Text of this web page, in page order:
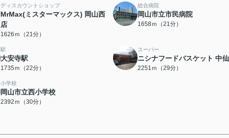
ディスカウントショップ
MrMax(ミスターマックス) 岡山西
店
1626ｍ（21分）
総合病院
岡山市立市民病院
1658ｍ（21分）
駅
大安寺駅
1735ｍ（22分）
スーパー
ニシナフードバスケット 中
2251ｍ（29分）
小学校
岡山市立西小学校
2392ｍ（30分）